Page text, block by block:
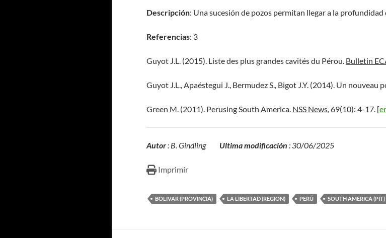
Descripción: Una sucesión de pozos permitan llegar a la profundidad
Referencias: 3
Guyot J.L. (2015). Liste des plus grandes cavités du Pérou. Bulletin
Guyot J.L., Apaéstegui J., Bermudez S., Bigot J.Y. (2014). Un nouveau
Green M. (2011). Perusing South America. NSS News, 69(10): 4-17. [
Autor: B. Gindling Ultima modificación : 30/06/2025
Imprimir
BOLIVAR (PROVINCIA) LA LIBERTAD (REGION) PERÚ SOUTH AMERICA (PIT)